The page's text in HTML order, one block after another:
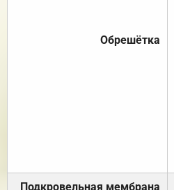
Обрешётка
Подкровельная мембрана